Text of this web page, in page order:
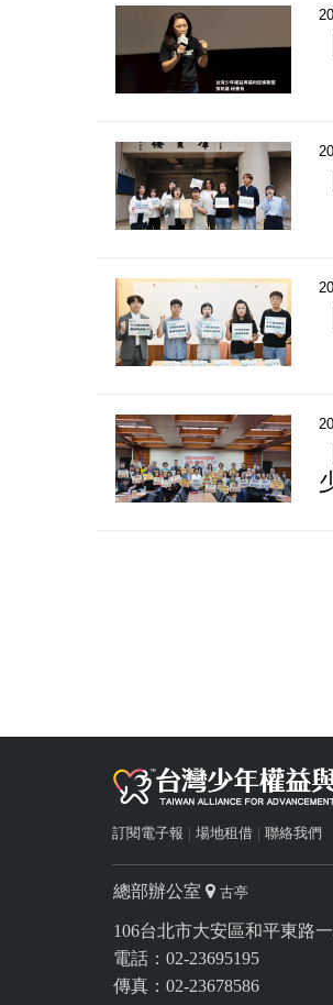
訂閱電子報 場地租借 聯絡我們
總部辦公室 古亭
106台北市大安區和平東路
電話：02-23695195
傳真：02-23678586